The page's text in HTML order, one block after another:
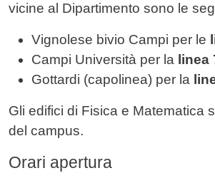
vicine al Dipartimento sono le
Vignolese bivio Campi per le
Campi Università per la linea
Gottardi (capolinea) per la
Gli edifici di Fisica e Matematica
del campus.
Orari apertura